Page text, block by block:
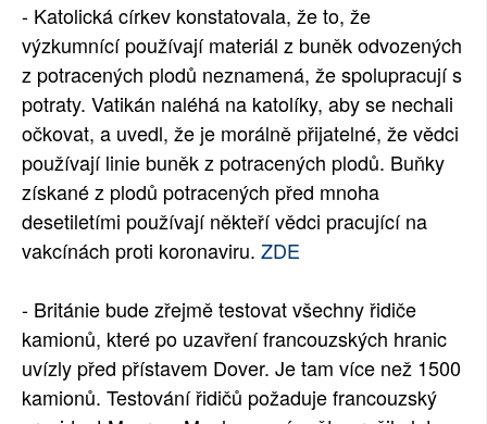
- Katolická církev konstatovala, že to, že
výzkumnící používají materiál z buněk odvozených
z potracených plodů neznamená, že spolupracují s
potraty. Vatikán naléhá na katolíky, aby se nechali
očkovat, a uvedl, že je morálně přijatelné, že vědci
používají linie buněk z potracených plodů. Buňky
získané z plodů potracených před mnoha
desetiletími používají někteří vědci pracující na
vakcínách proti koronaviru. ZDE
- Británie bude zřejmě testovat všechny řidiče
kamionů, které po uzavření francouzských hranic
uvízly před přístavem Dover. Je tam více než 1500
kamionů. Testování řidičů požaduje francouzský